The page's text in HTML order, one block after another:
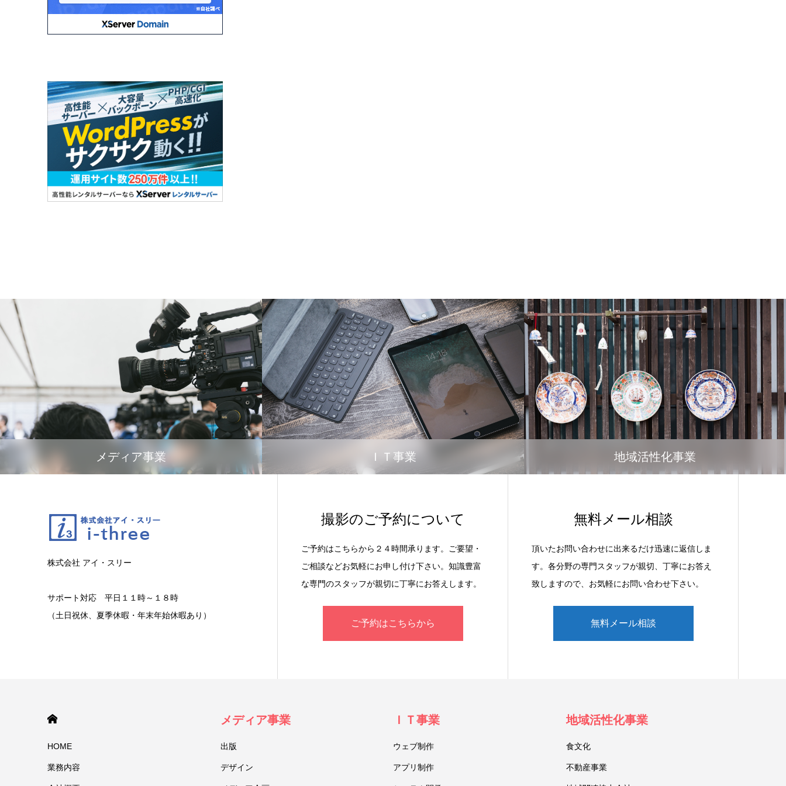
メディア事業 ＩＴ事業 地域活性化事業
株式会社 アイ・スリー
サポート対応 平日１１時～１８時
（土日祝休、夏季休暇・年末年始休暇あり）
撮影のご予約について
ご予約はこちらから２４時間承ります。ご要望・
ご相談などお気軽にお申し付け下さい。知識豊富
な専門のスタッフが親切に丁寧にお答えします。
ご予約はこちらから
無料メール相談
頂いたお問い合わせに出来るだけ迅速に返信しま
す。各分野の専門スタッフが親切、丁寧にお答え
致しますので、お気軽にお問い合わせ下さい。
無料メール相談
HOME
業務内容
メディア事業
出版
デザイン
ＩＴ事業
ウェブ制作
アプリ制作
地域活性化事業
食文化
不動産事業